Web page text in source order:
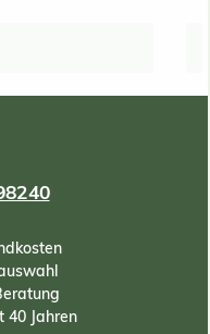
40 Jahren